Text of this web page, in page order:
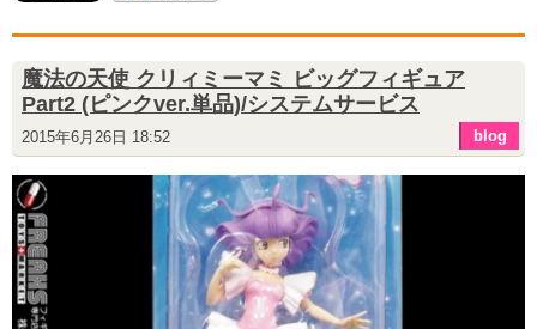
魔法の天使 クリィミーマミ ビッグフィギュア
Part2 (ピンクver.単品)/システムサービス
2015年6月26日 18:52 blog